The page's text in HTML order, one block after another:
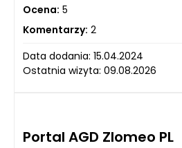
Ocena: 5
Komentarzy: 2
Data dodania: 15.04.2024
Ostatnia wizyta: 09.08.2026
Portal AGD Zlomeo PL